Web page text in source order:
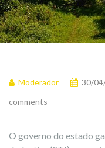
Moderador 30/
comments
O governo do estado